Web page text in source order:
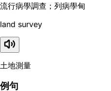
流行病學調查；列病學甸
land survey
土地測量
例句